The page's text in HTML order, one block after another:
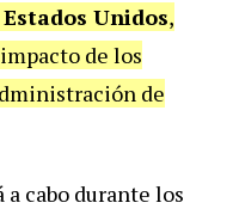
Estados Unidos,
de los
de
cabo durante los